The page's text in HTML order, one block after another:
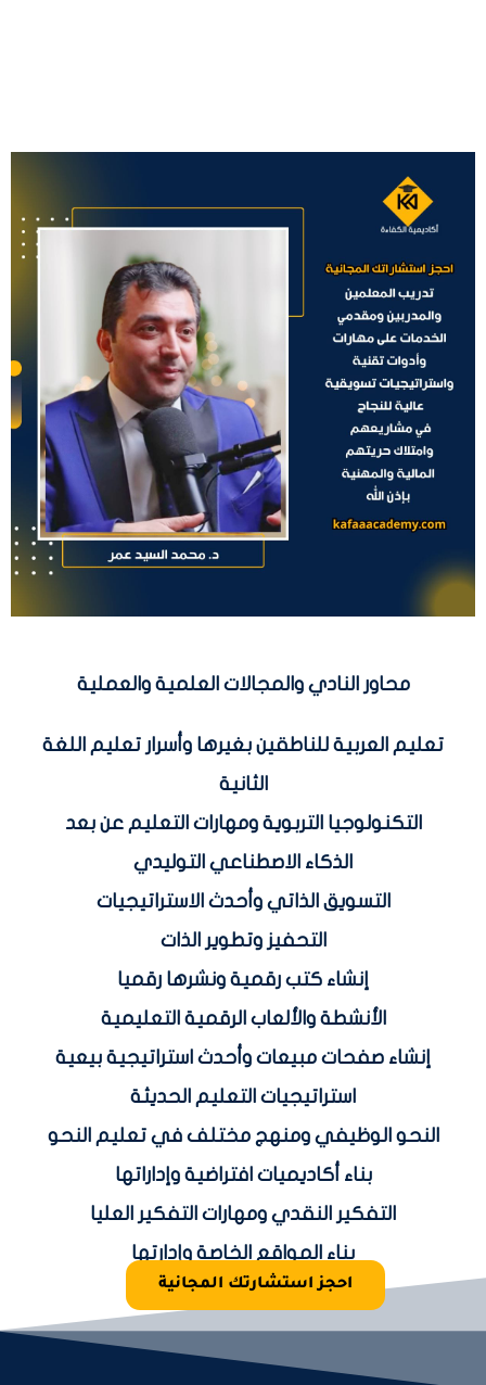
محاور النادي والمجالات العلمية والعملية
تعليم العربية للناطقين بغيرها وأسرار تعليم اللغة
الثانية
التكنولوجيا التربوية ومهارات التعليم عن بعد
الذكاء الاصطناعي التوليدي
التسويق الذاتي وأحدث الاستراتيجيات
التحفيز وتطوير الذات
إنشاء كتب رقمية ونشرها رقميا
الأنشطة والألعاب الرقمية التعليمية
إنشاء صفحات مبيعات وأحدث استراتيجية بيعية
استراتيجيات التعليم الحديثة
النحو الوظيفي ومنهج مختلف في تعليم النحو
بناء أكاديميات افتراضية وإداراتها
التفكير النقدي ومهارات التفكير العليا
بناء المواقع الخاصة وإدارتها
احجز استشارتك المجانية